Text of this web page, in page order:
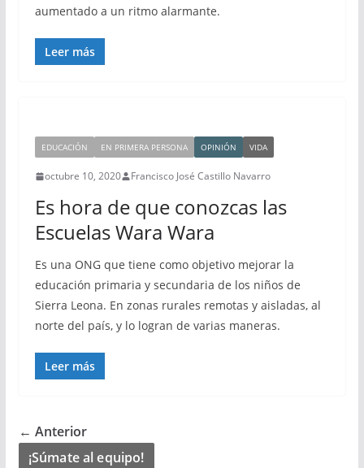
aumentado a un ritmo alarmante.
Leer más
EDUCACIÓN EN PRIMERA PERSONA OPINIÓN VIDA
octubre 10, 2020 Francisco José Castillo Navarro
Es hora de que conozcas las
Escuelas Wara Wara
Es una ONG que tiene como objetivo mejorar la
educación primaria y secundaria de los niños de
Sierra Leona. En zonas rurales remotas y aisladas, al
norte del país, y lo logran de varias maneras.
Leer más
← Anterior
¡Súmate al equipo!